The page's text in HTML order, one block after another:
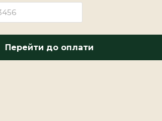
Перейти до оплати